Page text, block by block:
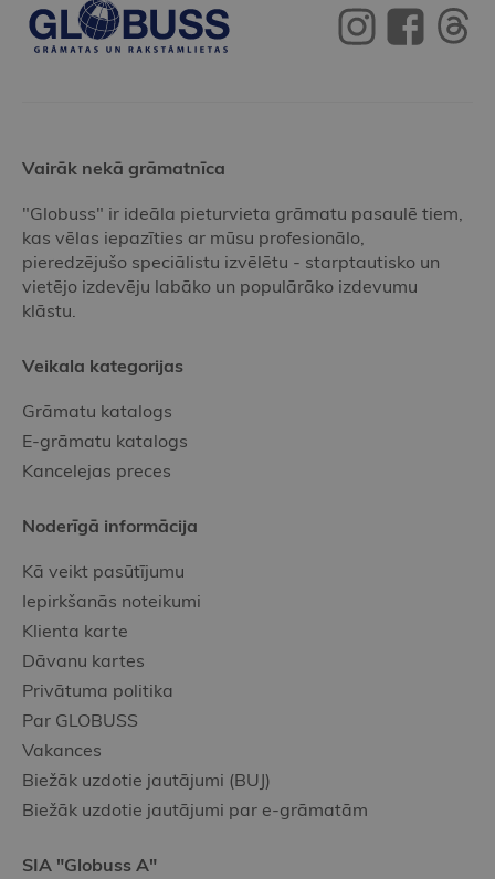
Vairāk nekā grāmatnīca
"Globuss" ir ideāla pieturvieta grāmatu pasaulē tiem,
kas vēlas iepazīties ar mūsu profesionālo,
pieredzējušo speciālistu izvēlētu - starptautisko un
vietējo izdevēju labāko un populārāko izdevumu
klāstu.
Veikala kategorijas
Grāmatu katalogs
E-grāmatu katalogs
Kancelejas preces
Noderīgā informācija
Kā veikt pasūtījumu
Iepirkšanās noteikumi
Klienta karte
Dāvanu kartes
Privātuma politika
Par GLOBUSS
Vakances
Biežāk uzdotie jautājumi (BUJ)
Biežāk uzdotie jautājumi par e-grāmatām
SIA "Globuss A"